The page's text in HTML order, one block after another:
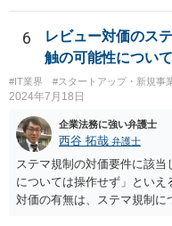
作した主体と、当事者間の
前の商事消滅時効、不法行
です。 ②相手方の報告要求
ょう。 ③すでに対応は完了
的請求ないし措置がなされ
うに思われます。
6
レビュー対価のス
触の可能性について
#IT業界 #スタートアップ・新規事
2024年7月18日
企業法務に強い弁護士
西谷 拓哉 弁護士
ステマ規制の対価要件に該
については操作せず」といえ
対価の有無は、ステマ規制